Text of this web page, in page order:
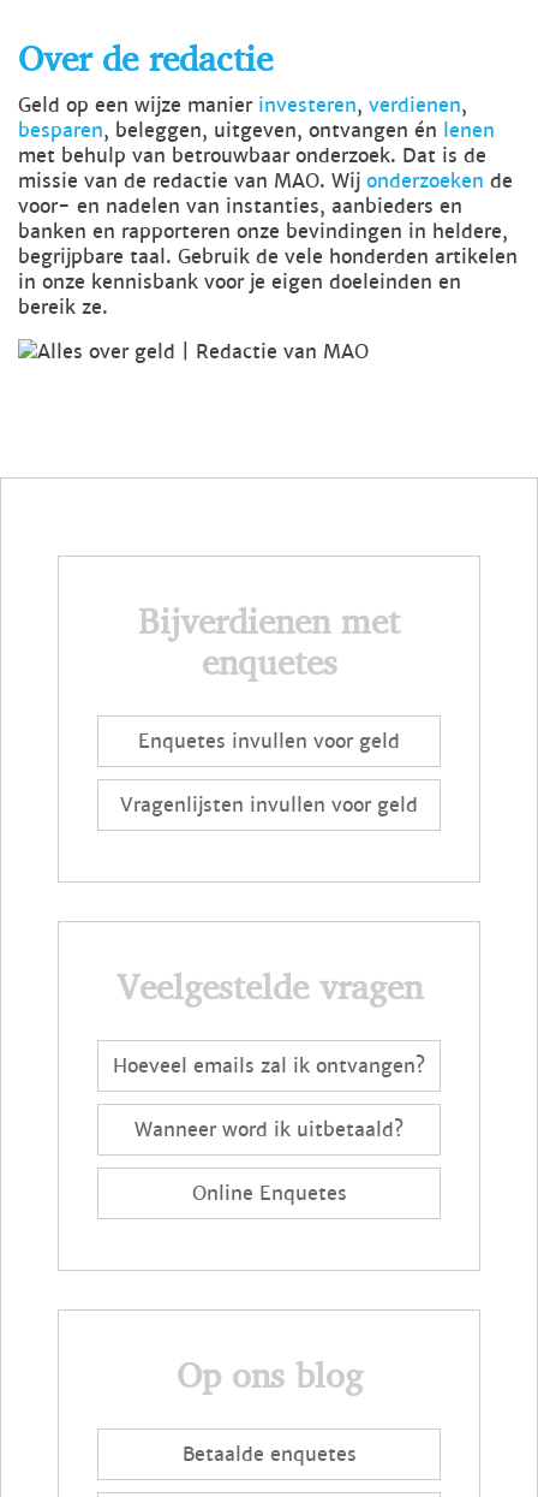
Over de redactie
Geld op een wijze manier investeren, verdienen,
besparen, beleggen, uitgeven, ontvangen én lenen
met behulp van betrouwbaar onderzoek. Dat is de
missie van de redactie van MAO. Wij onderzoeken de
voor- en nadelen van instanties, aanbieders en
banken en rapporteren onze bevindingen in heldere,
begrijpbare taal. Gebruik de vele honderden artikelen
in onze kennisbank voor je eigen doeleinden en
bereik ze.
Bijverdienen met
enquetes
Enquetes invullen voor geld
Vragenlijsten invullen voor geld
Veelgestelde vragen
Hoeveel emails zal ik ontvangen?
Wanneer word ik uitbetaald?
Online Enquetes
Op ons blog
Betaalde enquetes